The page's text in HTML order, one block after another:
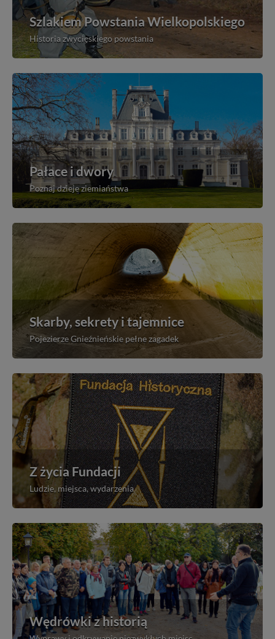
Szlakiem Powstania Wielkopolskiego
Historia zwycięskiego powstania
Pałace i dwory
Poznaj dzieje ziemiaństwa
Skarby, sekrety i tajemnice
Pojezierze Gnieźnieńskie pełne zagadek
Z życia Fundacji
Ludzie, miejsca, wydarzenia
Wędrówki z historią